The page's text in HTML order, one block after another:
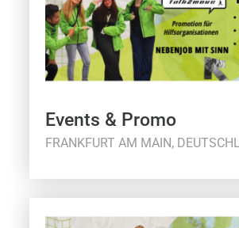
Events & Promo
FRANKFURT AM MAIN,